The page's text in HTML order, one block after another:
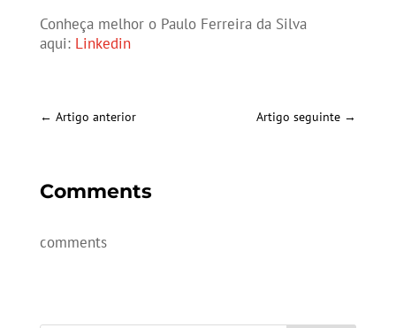
Conheça melhor o Paulo Ferreira da Silva
aqui: Linkedin
← Artigo anterior Artigo seguinte →
Comments
comments